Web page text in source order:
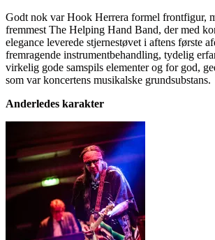
Godt nok var Hook Herrera formel frontfigur,
fremmest The Helping Hand Band, der med
elegance leverede stjernestøvet i aftens første
fremragende instrumentbehandling, tydelig
virkelig gode samspils elementer og for god,
som var koncertens musikalske grundsubstans.
Anderledes karakter